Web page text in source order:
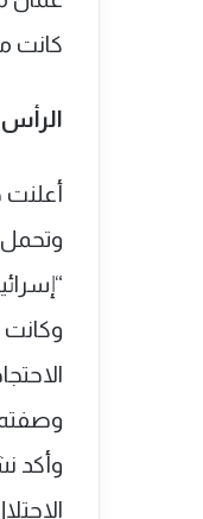
كانت
أعلنت
وكانت
وصفته
وأكد